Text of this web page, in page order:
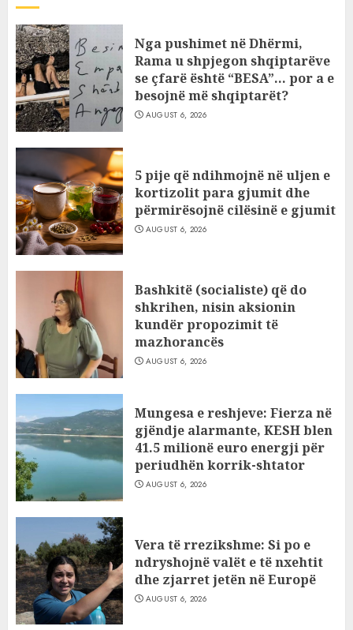
Nga pushimet në Dhërmi,
Rama u shpjegon shqiptarëve
se çfarë është “BESA”… por a e
besojnë më shqiptarët?
AUGUST 6, 2026
5 pije që ndihmojnë në uljen e
kortizolit para gjumit dhe
përmirësojnë cilësinë e gjumit
AUGUST 6, 2026
Bashkitë (socialiste) që do
shkrihen, nisin aksionin
kundër propozimit të
mazhorancës
AUGUST 6, 2026
Mungesa e reshjeve: Fierza në
gjëndje alarmante, KESH blen
41.5 milionë euro energji për
periudhën korrik-shtator
AUGUST 6, 2026
Vera të rrezikshme: Si po e
ndryshojnë valët e të nxehtit
dhe zjarret jetën në Europë
AUGUST 6, 2026